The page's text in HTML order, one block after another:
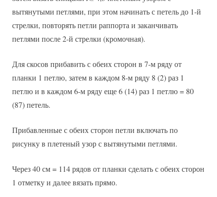
вытянутыми петлями, при этом начинать с петель до 1-й
стрелки, повторять петли раппорта и заканчивать
петлями после 2-й стрелки (кромочная).
Для скосов прибавить с обеих сторон в 7-м ряду от
планки 1 петлю, затем в каждом 8-м ряду 8 (2) раз 1
петлю и в каждом 6-м ряду еще 6 (14) раз 1 петлю = 80
(87) петель.
Прибавленные с обеих сторон петли включать по
рисунку в плетеный узор с вытянутыми петлями.
Через 40 см = 114 рядов от планки сделать с обеих сторон
1 отметку и далее вязать прямо.